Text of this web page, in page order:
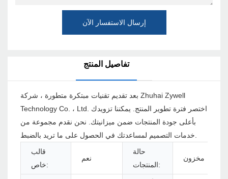
إرسال الاستفسار الآن
تفاصيل المنتج
بعد تقديم تقنيات مبتكرة متطورة ، شركة Zhuhai Zywell
Technology Co. ، Ltd. اختصر فترة تطوير المنتج. يمكننا تزويدك
بأعلى جودة المنتجات ضمن ميزانيتك. نحن نقدم مجموعة من
قالب
خاص:
نعم
حالة
المنتجات:
مخزون